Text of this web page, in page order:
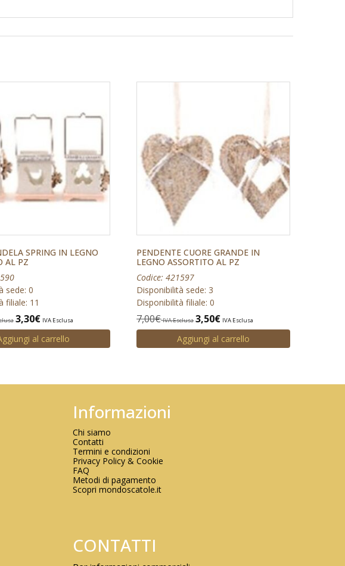
SPRING IN LEGNO
AL PZ
sede: 0
filiale: 11
3,30€ IVA Esclusa
al carrello
PENDENTE CUORE GRANDE IN
LEGNO ASSORTITO AL PZ
Codice: 421597
Disponibilità sede: 3
Disponibilità filiale: 0
7,00€ IVA Esclusa 3,50€ IVA Esclusa
Aggiungi al carrello
Informazioni
Chi siamo
Contatti
Termini e condizioni
Privacy Policy & Cookie
FAQ
Metodi di pagamento
Scopri mondoscatole.it
CONTATTI